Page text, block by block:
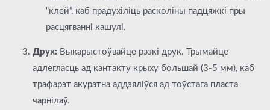
“клей”, каб прадухіліць расколіны падцяжкі пры
расцягванні кашулі.
Друк: Выкарыстоўвайце рэзкі друк. Трымайце
адлегласць ад кантакту крыху большай (3-5 мм), каб
трафарэт акуратна аддзяліўся ад тоўстага пласта
чарнілаў.